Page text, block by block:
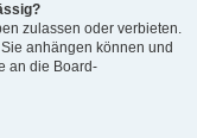
zulassen oder verbieten.
anhängen können und
an die Board-